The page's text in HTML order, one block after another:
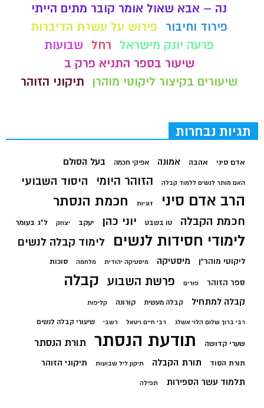
נה – אבא שאול אומר קובר מתים הייתי
פירוד וחיבור
פירוש על עשרת הדיברות
פרעה יונק מישראל
רחל
שבועות
שיעור בספר התניא פרק ב
שיעורים בקיצור ליקוטי מוהרן
תיקוני הזוהר
תגיות נבחרות
אדם סיני אהבה אמונה אפיקי חכמה בעל הסולם
האם מותר לנשים ללמוד קבלה הזוהר היומי היסוד השבועי
הרב אדם סיני זוגיות חכמת הנסתר
חכמת הקבלה טו בשבט יוני כהן יעקב יצחק ל"ג בעומר
לימודי חסידות לנשים לימוד קבלה לנשים
ליקוטי מוהר"ן מיסטיקה מיסטיקה יהודית מלחמה סוכות
ספר הזוהר פורים פרשת השבוע קבלה
קבלה למתחיל קבלה מעשית קורונה קליפות
רבי ברוך שלום הלוי אשלג רבי חיים ויטאל רשבי שיעורי קבלה לנשים
שערי קדושה תודעת הנסתר תורת הנסתר
תורת הסוד תורת הקבלה תיקון ליל שבועות תיקוני הזוהר
תלמוד עשר הספירות תפילה